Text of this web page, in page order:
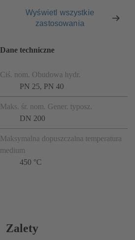
Wyświetl wszystkie
zastosowania
Dane techniczne
Ciś. nom. Obudowa hydr.
PN 25, PN 40
Maks. śr. nom. Gener. typosz.
DN 200
Maksymalna dopuszczalna temperatura
medium
450 °C
Zalety